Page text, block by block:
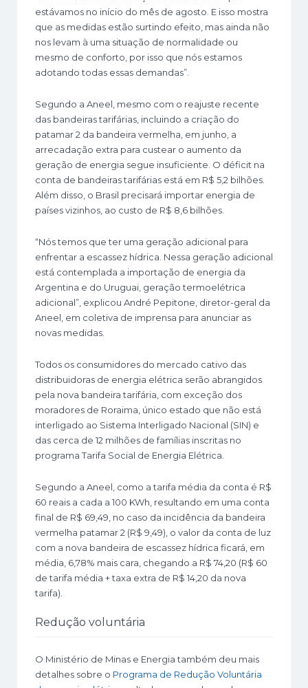
estávamos no início do mês de agosto. E isso mostra
que as medidas estão surtindo efeito, mas ainda não
nos levam à uma situação de normalidade ou
mesmo de conforto, por isso que nós estamos
adotando todas essas demandas”.
Segundo a Aneel, mesmo com o reajuste recente
das bandeiras tarifárias, incluindo a criação do
patamar 2 da bandeira vermelha, em junho, a
arrecadação extra para custear o aumento da
geração de energia segue insuficiente. O déficit na
conta de bandeiras tarifárias está em R$ 5,2 bilhões.
Além disso, o Brasil precisará importar energia de
países vizinhos, ao custo de R$ 8,6 bilhões.
“Nós temos que ter uma geração adicional para
enfrentar a escassez hídrica. Nessa geração adicional
está contemplada a importação de energia da
Argentina e do Uruguai, geração termoelétrica
adicional”, explicou André Pepitone, diretor-geral da
Aneel, em coletiva de imprensa para anunciar as
novas medidas.
Todos os consumidores do mercado cativo das
distribuidoras de energia elétrica serão abrangidos
pela nova bandeira tarifária, com exceção dos
moradores de Roraima, único estado que não está
interligado ao Sistema Interligado Nacional (SIN) e
das cerca de 12 milhões de famílias inscritas no
programa Tarifa Social de Energia Elétrica.
Segundo a Aneel, como a tarifa média da conta é R$
60 reais a cada a 100 KWh, resultando em uma conta
final de R$ 69,49, no caso da incidência da bandeira
vermelha patamar 2 (R$ 9,49), o valor da conta de luz
com a nova bandeira de escassez hídrica ficará, em
média, 6,78% mais cara, chegando a R$ 74,20 (R$ 60
de tarifa média + taxa extra de R$ 14,20 da nova
tarifa).
Redução voluntária
O Ministério de Minas e Energia também deu mais
detalhes sobre o Programa de Redução Voluntária